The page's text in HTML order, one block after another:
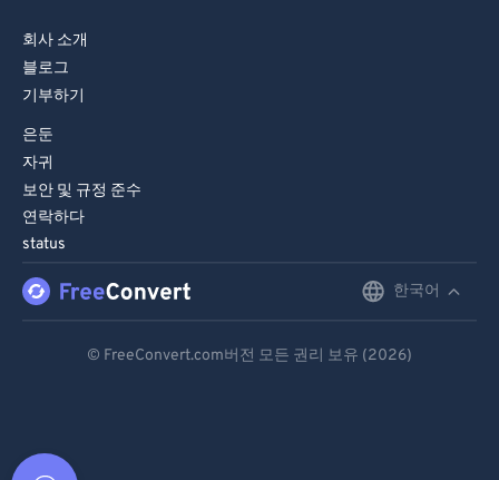
회사 소개
블로그
기부하기
은둔
자귀
보안 및 규정 준수
연락하다
status
한국어
© FreeConvert.com버전 모든 권리 보유 (2026)